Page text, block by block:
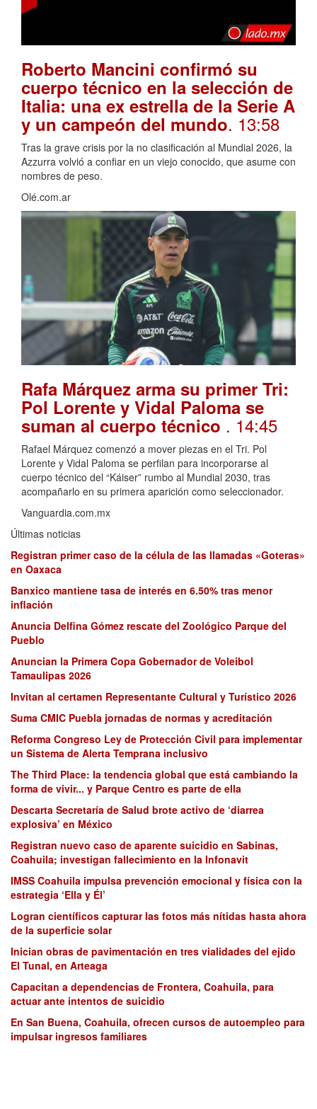
Roberto Mancini confirmó su
cuerpo técnico en la selección de
Italia: una ex estrella de la Serie A
y un campeón del mundo. 13:58
Tras la grave crisis por la no clasificación al Mundial 2026, la
Azzurra volvió a confiar en un viejo conocido, que asume con
nombres de peso.
Olé.com.ar
Rafa Márquez arma su primer Tri:
Pol Lorente y Vidal Paloma se
suman al cuerpo técnico . 14:45
Rafael Márquez comenzó a mover piezas en el Tri. Pol
Lorente y Vidal Paloma se perfilan para incorporarse al
cuerpo técnico del “Káiser” rumbo al Mundial 2030, tras
acompañarlo en su primera aparición como seleccionador.
Vanguardia.com.mx
Últimas noticias
Registran primer caso de la célula de las llamadas «Goteras»
en Oaxaca
Banxico mantiene tasa de interés en 6.50% tras menor
inflación
Anuncia Delfina Gómez rescate del Zoológico Parque del
Pueblo
Anuncian la Primera Copa Gobernador de Voleibol
Tamaulipas 2026
Invitan al certamen Representante Cultural y Turístico 2026
Suma CMIC Puebla jornadas de normas y acreditación
Reforma Congreso Ley de Protección Civil para implementar
un Sistema de Alerta Temprana inclusivo
The Third Place: la tendencia global que está cambiando la
forma de vivir... y Parque Centro es parte de ella
Descarta Secretaría de Salud brote activo de ‘diarrea
explosiva’ en México
Registran nuevo caso de aparente suicidio en Sabinas,
Coahuila; investigan fallecimiento en la Infonavit
IMSS Coahuila impulsa prevención emocional y física con la
estrategia ‘Ella y Él’
Logran científicos capturar las fotos más nítidas hasta ahora
de la superficie solar
Inician obras de pavimentación en tres vialidades del ejido
El Tunal, en Arteaga
Capacitan a dependencias de Frontera, Coahuila, para
actuar ante intentos de suicidio
En San Buena, Coahuila, ofrecen cursos de autoempleo para
impulsar ingresos familiares